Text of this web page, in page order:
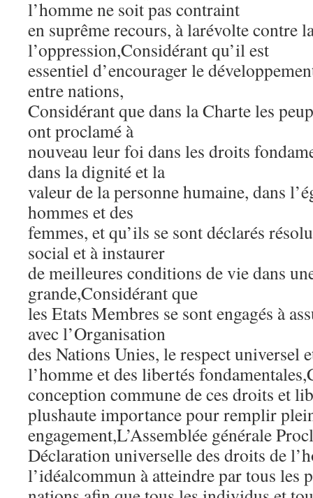
l’homme ne soit pas contraint
en suprême recours, à larévolte contre
l’oppression,Considérant qu’il est
essentiel d’encourager le
entre nations,
Considérant que dans la Charte les
ont proclamé à
nouveau leur foi dans les droits
dans la dignité et la
valeur de la personne humaine, dans
hommes et des
femmes, et qu’ils se sont déclarés
social et à instaurer
de meilleures conditions de vie dans
grande,Considérant que
les Etats Membres se sont engagés à
avec l’Organisation
des Nations Unies, le respect universel
l’homme et des libertés
conception commune de ces droits et
plushaute importance pour remplir
engagement,L’Assemblée générale
Déclaration universelle des droits de
l’idéalcommun à atteindre par tous les